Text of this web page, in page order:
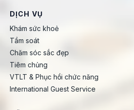
DỊCH VỤ
Khám sức khoẻ
Tầm soát
Chăm sóc sắc đẹp
Tiêm chủng
VTLT & Phục hồi chức năng
International Guest Service